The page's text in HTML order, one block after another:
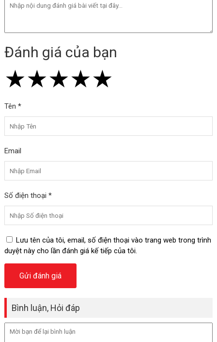
Đánh giá của bạn
★
★★
★★★
★★★★
★★★★★
Tên *
Email
Số điện thoại *
Lưu tên của tôi, email, số điện thoại vào trang web trong trình
duyệt này cho lần đánh giá kế tiếp của tôi.
Bình luận, Hỏi đáp